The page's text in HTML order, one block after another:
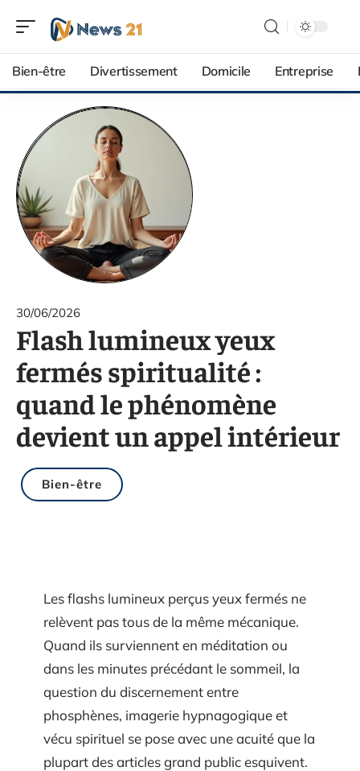
Bien-être Divertissement Domicile Entreprise
30/06/2026
Flash lumineux yeux
fermés spiritualité :
quand le phénomène
devient un appel intérieur
Bien-être
Les flashs lumineux perçus yeux fermés ne
relèvent pas tous de la même mécanique.
Quand ils surviennent en méditation ou
dans les minutes précédant le sommeil, la
question du discernement entre
phosphènes, imagerie hypnagogique et
vécu spirituel se pose avec une acuité que la
plupart des articles grand public esquivent.